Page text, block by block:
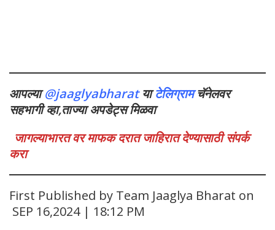
आपल्या@jaaglyabharatयाटेलिग्रामचॅनेलवर
सहभागी व्हा,ताज्या अपडेट्स मिळवा
जागल्याभारत वर माफक दरात जाहिरात देण्यासाठी संपर्क
करा
First Published by Team Jaaglya Bharat on
SEP 16,2024 | 18:12 PM